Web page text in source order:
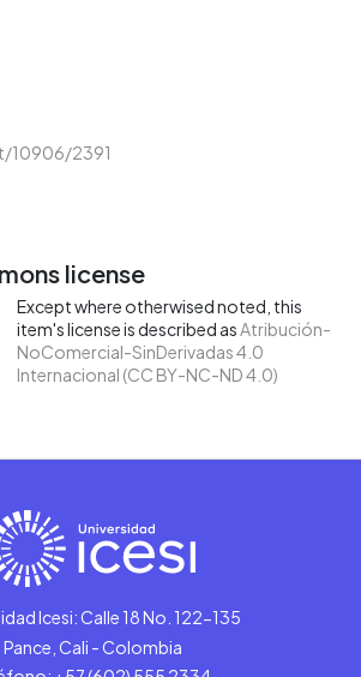
10906/2391
license
Except where otherwised noted, this
item's license is described asAtribución-
NoComercial-SinDerivadas 4.0
Internacional (CC BY-NC-ND 4.0)
Icesi: Calle 18 No. 122-135
Pance, Cali - Colombia